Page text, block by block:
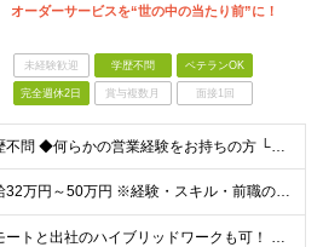
オーダーサービスを“世の中の当たり前”に！
未経験歓迎 学歴不問 ベテランOK
完全週休2日 賞与複数月 面接1回
◆学歴不問 ◆何らかの営業経験をお持ちの方 └業界／無形商材・有形商材／個人向け・法人向けは不問！ ★こんな方にピッタリ！ □お客様の本質的な課題に向き合い、喜ばせたい方 □会社の成長に貢献できる実
◆月給32万円～50万円 ※経験・スキル・前職の給与を考慮の上、当社規定により決定いたします ※上記月給には固定残業代（月40時間分／59,600円～）が含まれます。超過分は全額支給いたします ※試用
★リモートと出社のハイブリッドワークも可！ ★大阪・東京・福岡で同時募集 大阪本社、東京拠点、福岡拠点のいずれかへ配属となります。 希望を考慮して決定します。 【大阪本社】 大阪府大阪市中央区上本